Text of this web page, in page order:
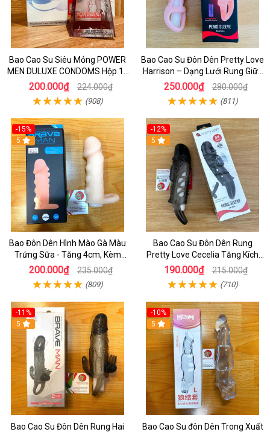
Bao Cao Su Siêu Mỏng POWER
MEN DULUXE CONDOMS Hộp 12
Cái - BCS Cao Cấp
200.000₫ 224.000₫
(908)
Bao Cao Su Đôn Dên Pretty Love
Harrison – Dạng Lưới Rung Giữa
Cực Phê
250.000₫ 280.000₫
(811)
-15%
5
Bao Đôn Dên Hình Mào Gà Màu
Trứng Sữa - Tăng 4cm, Kèm
Quay Đeo Bìu Hỗ Trợ Nam Giới
200.000₫ 235.000₫
(809)
-12%
5
Bao Cao Su Đôn Dên Rung
Pretty Love Cecelia Tăng Kích
Thước, Có Rung Kích Thích
190.000₫ 215.000₫
(710)
-11%
5
Bao Cao Su Đôn Dên Rung Hai
-10%
5
Bao Cao Su đôn Dên Trong Xuất